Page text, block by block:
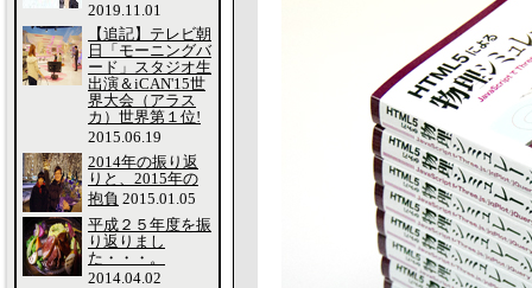
2019.11.01
【追記】テレビ朝
日「モーニングバ
ード」スタジオ生
出演＆iCAN'15世
界大会（アラス
カ）世界第１位!
2015.06.19
2014年の振り返
りと、2015年の
抱負 2015.01.05
平成２５年度を振
り返りまし
た・・・。
2014.04.02